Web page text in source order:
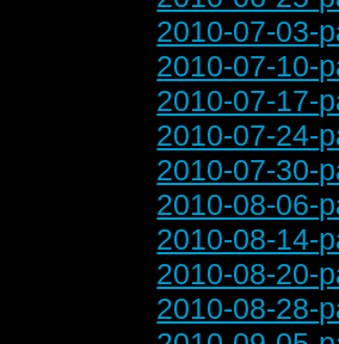
2010-07-03-
2010-07-10-
2010-07-17-
2010-07-24-
2010-07-30-
2010-08-06-
2010-08-14-
2010-08-20-
2010-08-28-